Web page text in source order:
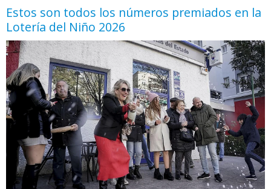
Estos son todos los números premiados en la
Lotería del Niño 2026